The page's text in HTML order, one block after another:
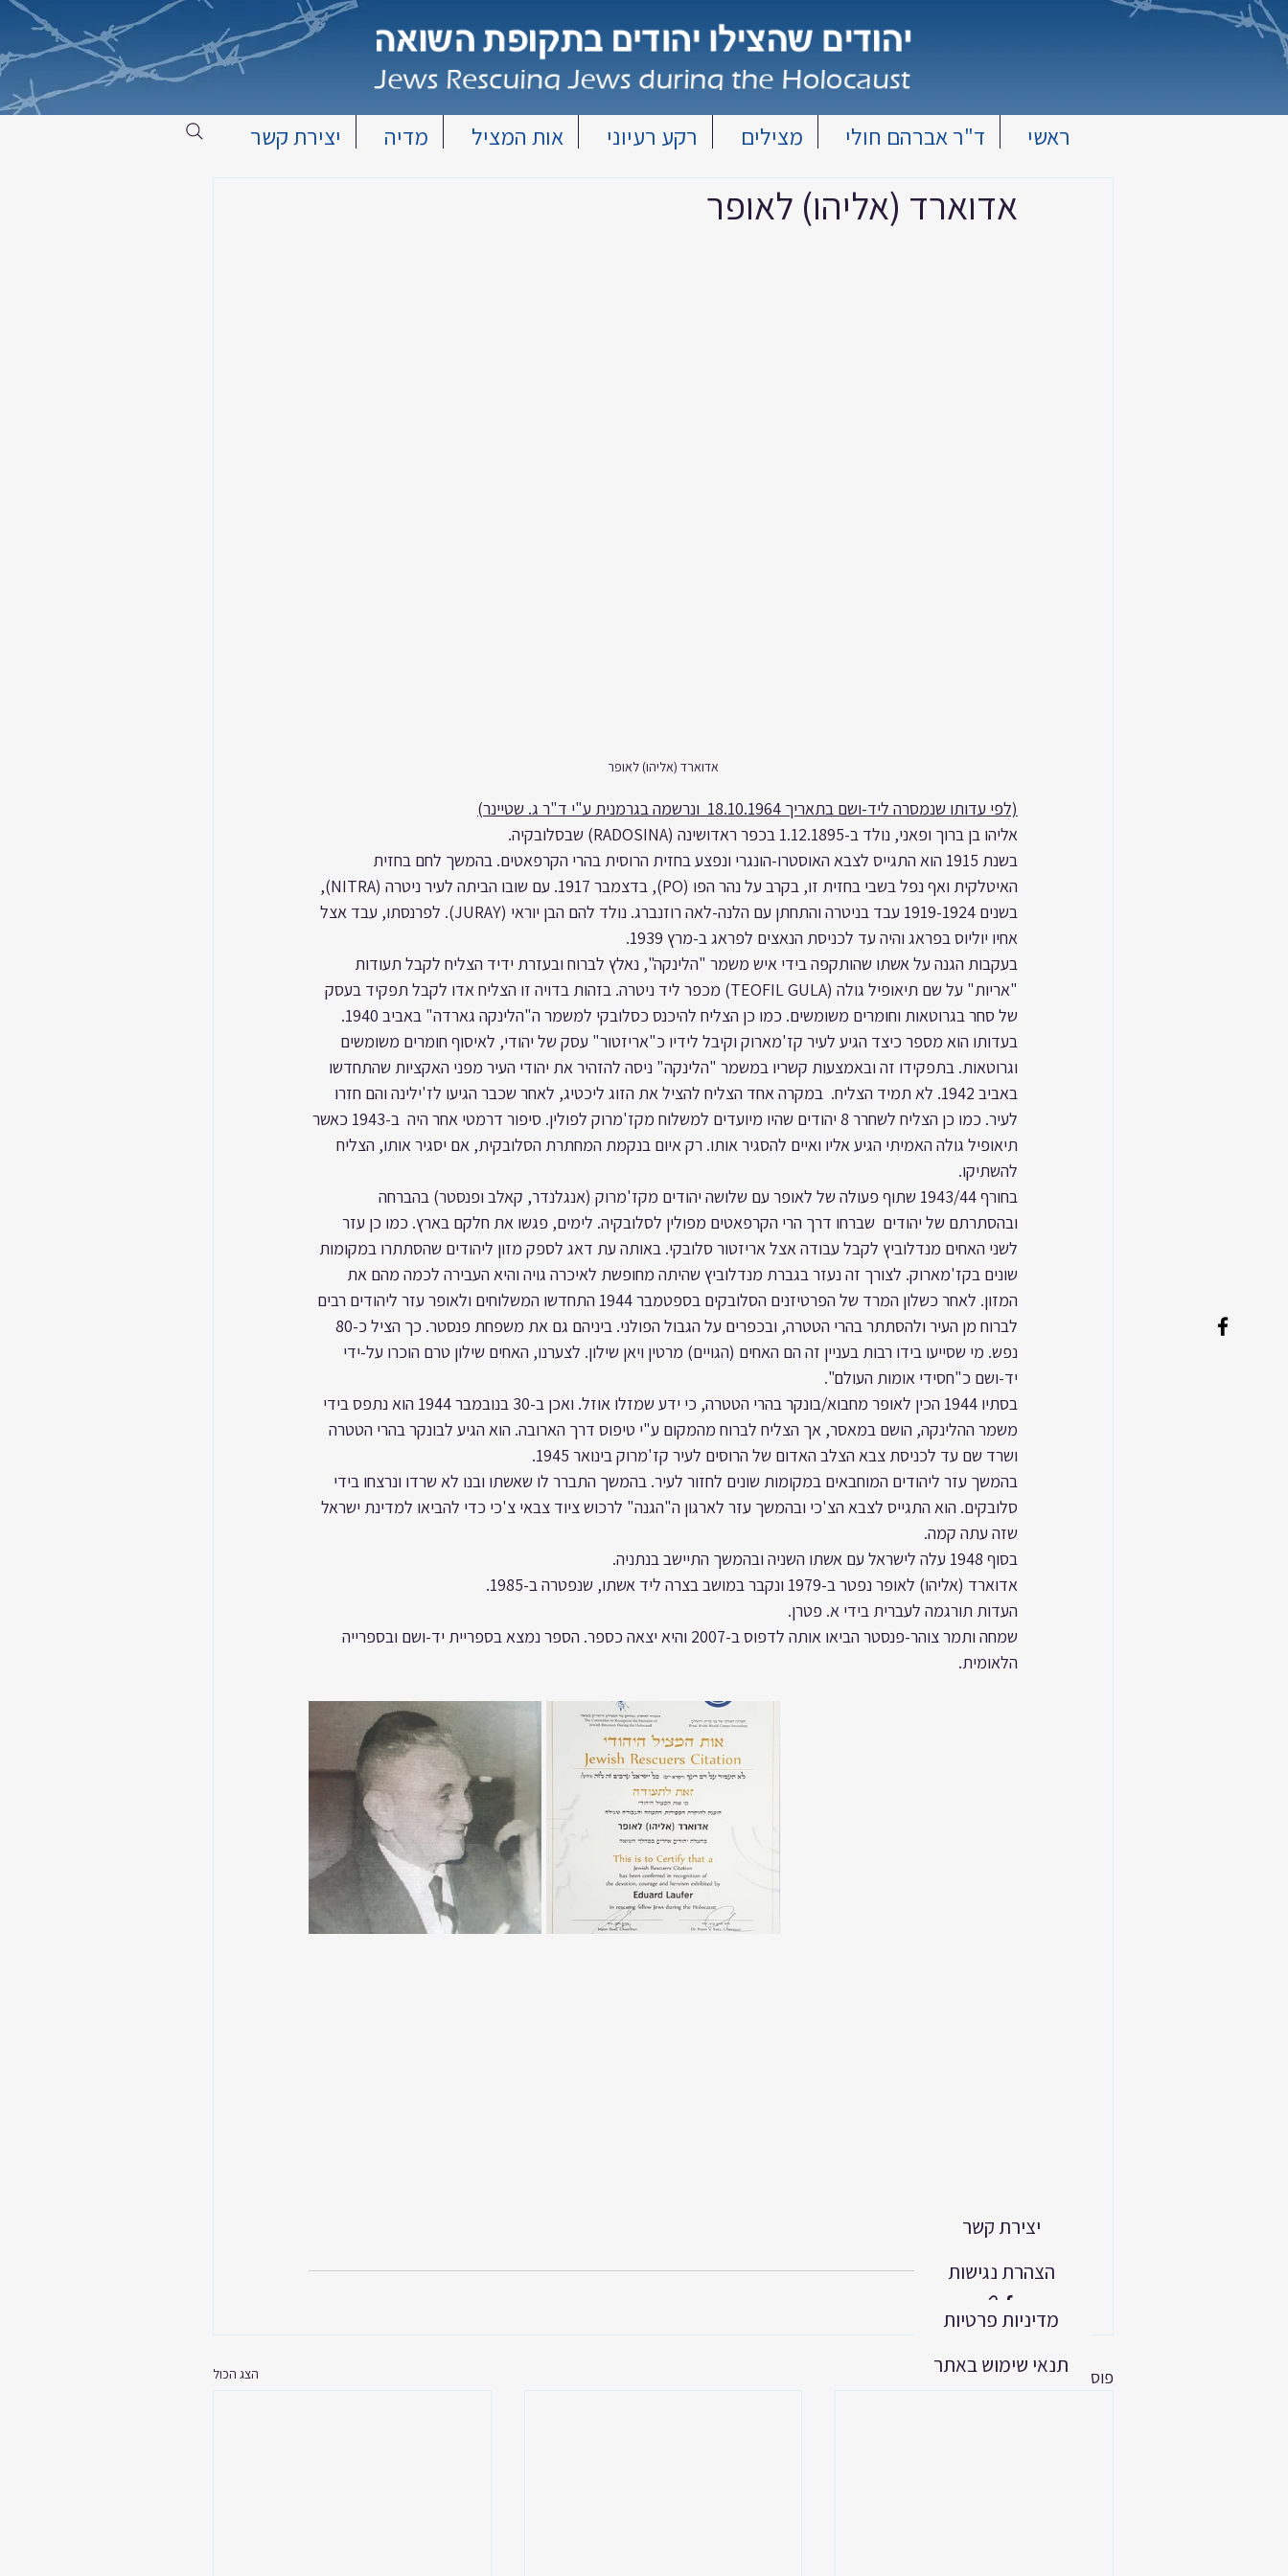
יצירת קשר מדיה אות המציל רקע רעיוני מצילים ד"ר אברהם חולי ראשי
אדוארד (אליהו) לאופר
אדוארד (אליהו) לאופר
(לפי עדותו שנמסרה ליד-ושם בתאריך 18.10.1964  ונרשמה בגרמנית ע"י ד"ר ג. שטיינר)
אליהו בן ברוך ופאני, נולד ב-1.12.1895 בכפר ראדושינה (RADOSINA) שבסלובקיה.
בשנת 1915 הוא התגייס לצבא האוסטרו-הונגרי ונפצע בחזית הרוסית בהרי הקרפאטים. בהמשך לחם בחזית
האיטלקית ואף נפל בשבי בחזית זו, בקרב על נהר הפו (PO), בדצמבר 1917. עם שובו הביתה לעיר ניטרה (NITRA),
בשנים 1919-1924 עבד בניטרה והתחתן עם הלנה-לאה רוזנברג. נולד להם הבן יוראי (JURAY). לפרנסתו, עבד אצל
אחיו יוליוס בפראג והיה עד לכניסת הנאצים לפראג ב-מרץ 1939.
בעקבות הגנה על אשתו שהותקפה בידי איש משמר "הלינקה", נאלץ לברוח ובעזרת ידיד הצליח לקבל תעודות
"אריות" על שם תיאופיל גולה (TEOFIL GULA) מכפר ליד ניטרה. בזהות בדויה זו הצליח אדו לקבל תפקיד בעסק
של סחר בגרוטאות וחומרים משומשים. כמו כן הצליח להיכנס כסלובקי למשמר ה"הלינקה גארדה" באביב 1940.
בעדותו הוא מספר כיצד הגיע לעיר קז'מארוק וקיבל לידיו כ"אריזטור" עסק של יהודי, לאיסוף חומרים משומשים
וגרוטאות. בתפקידו זה ובאמצעות קשריו במשמר "הלינקה" ניסה להזהיר את יהודי העיר מפני האקציות שהתחדשו
באביב 1942. לא תמיד הצליח.  במקרה אחד הצליח להציל את הזוג ליכטיג, לאחר שכבר הגיעו לז'ילינה והם חזרו
לעיר. כמו כן הצליח לשחרר 8 יהודים שהיו מיועדים למשלוח מקז'מרוק לפולין. סיפור דרמטי אחר היה  ב-1943 כאשר
תיאופיל גולה האמיתי הגיע אליו ואיים להסגיר אותו. רק איום בנקמת המחתרת הסלובקית, אם יסגיר אותו, הצליח
להשתיקו.
בחורף 1943/44 שתוף פעולה של לאופר עם שלושה יהודים מקז'מרוק (אנגלנדר, קאלב ופנסטר) בהברחה
ובהסתרתם של יהודים  שברחו דרך הרי הקרפאטים מפולין לסלובקיה. לימים, פגשו את חלקם בארץ. כמו כן עזר
לשני האחים מנדלוביץ לקבל עבודה אצל אריזטור סלובקי. באותה עת דאג לספק מזון ליהודים שהסתתרו במקומות
שונים בקז'מארוק. לצורך זה נעזר בגברת מנדלוביץ שהיתה מחופשת לאיכרה גויה והיא העבירה לכמה מהם את
המזון. לאחר כשלון המרד של הפרטיזנים הסלובקים בספטמבר 1944 התחדשו המשלוחים ולאופר עזר ליהודים רבים
נפש. מי שסייעו בידו רבות בעניין זה הם האחים (הגויים) מרטין ויאן שילון. לצערנו, האחים שילון טרם הוכרו על-ידי
יד-ושם כ"חסידי אומות העולם".
בסתיו 1944 הכין לאופר מחבוא/בונקר בהרי הטטרה, כי ידע שמזלו אוזל. ואכן ב-30 בנובמבר 1944 הוא נתפס בידי
משמר ההלינקה, הושם במאסר, אך הצליח לברוח מהמקום ע"י טיפוס דרך הארובה. הוא הגיע לבונקר בהרי הטטרה
ושרד שם עד לכניסת צבא הצלב האדום של הרוסים לעיר קז'מרוק בינואר 1945.
בהמשך עזר ליהודים המוחבאים במקומות שונים לחזור לעיר. בהמשך התברר לו שאשתו ובנו לא שרדו ונרצחו בידי
סלובקים. הוא התגייס לצבא הצ'כי ובהמשך עזר לארגון ה"הגנה" לרכוש ציוד צבאי צ'כי כדי להביאו למדינת ישראל
שזה עתה קמה.
בסוף 1948 עלה לישראל עם אשתו השניה ובהמשך התיישב בנתניה.
אדוארד (אליהו) לאופר נפטר ב-1979 ונקבר במושב בצרה ליד אשתו, שנפטרה ב-1985.
העדות תורגמה לעברית בידי א. פטרן.
שמחה ותמר צוהר-פנסטר הביאו אותה לדפוס ב-2007 והיא יצאה כספר. הספר נמצא בספריית יד-ושם ובספרייה
הלאומית.
פוסטים אחרונים הצג הכול
יצירת קשר
הצהרת נגישות
מדיניות פרטיות
תנאי שימוש באתר